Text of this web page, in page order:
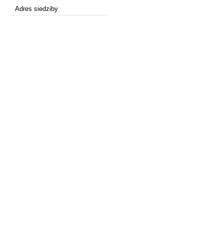
Adres siedziby